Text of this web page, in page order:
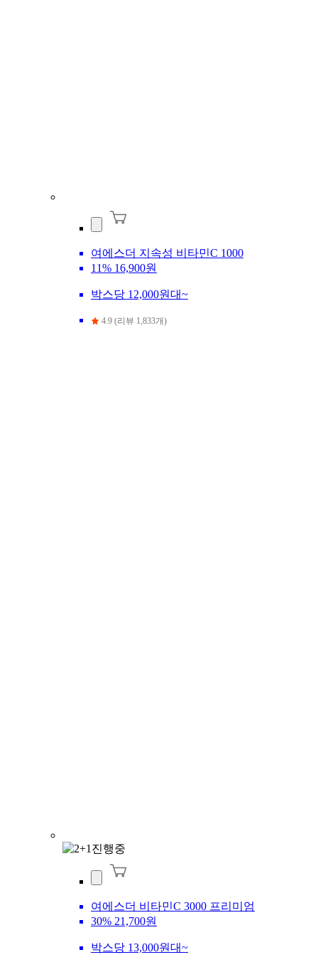
여에스더 지속성 비타민C 1000
11% 16,900원
박스당 12,000원대~
4.9 (리뷰 1,833개)
여에스더 비타민C 3000 프리미엄
30% 21,700원
박스당 13,000원대~